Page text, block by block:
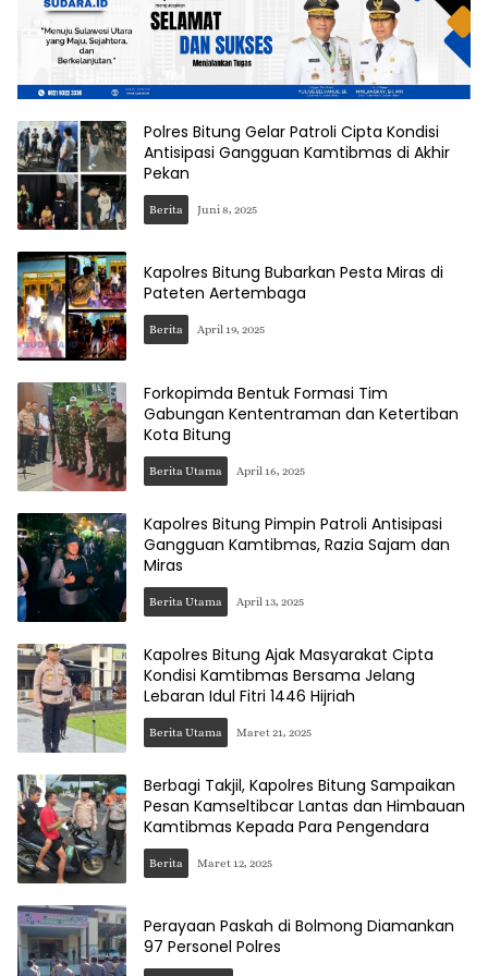
Polres Bitung Gelar Patroli Cipta Kondisi
Antisipasi Gangguan Kamtibmas di Akhir
Pekan
Berita Juni 8, 2025
Kapolres Bitung Bubarkan Pesta Miras di
Pateten Aertembaga
Berita April 19, 2025
Forkopimda Bentuk Formasi Tim
Gabungan Kententraman dan Ketertiban
Kota Bitung
Berita Utama April 16, 2025
Kapolres Bitung Pimpin Patroli Antisipasi
Gangguan Kamtibmas, Razia Sajam dan
Miras
Berita Utama April 13, 2025
Kapolres Bitung Ajak Masyarakat Cipta
Kondisi Kamtibmas Bersama Jelang
Lebaran Idul Fitri 1446 Hijriah
Berita Utama Maret 21, 2025
Berbagi Takjil, Kapolres Bitung Sampaikan
Pesan Kamseltibcar Lantas dan Himbauan
Kamtibmas Kepada Para Pengendara
Berita Maret 12, 2025
Perayaan Paskah di Bolmong Diamankan
97 Personel Polres